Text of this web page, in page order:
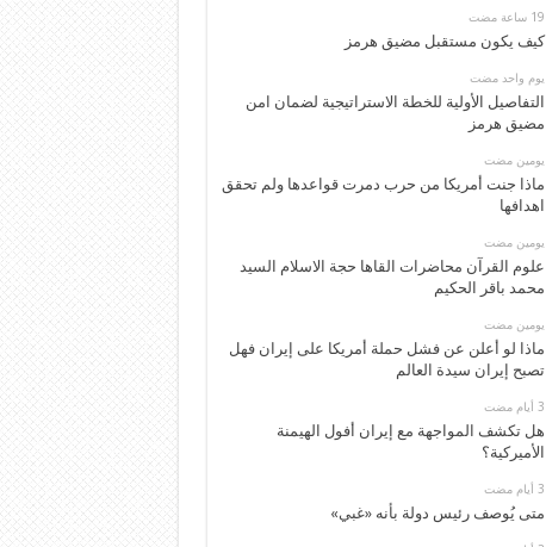
كيف يكون مستقبل مضيق هرمز
‏يوم واحد مضت
التفاصيل الأولية للخطة الاستراتيجية لضمان امن
مضيق هرمز
‏يومين مضت
ماذا جنت أمريكا من حرب دمرت قواعدها ولم تحقق
اهدافها
‏يومين مضت
علوم القرآن محاضرات القاها حجة الاسلام السيد
محمد باقر الحكيم
‏يومين مضت
ماذا لو أعلن عن فشل حملة أمريكا على إيران فهل
تصبح إيران سيدة العالم
هل تكشف المواجهة مع إيران أفول الهيمنة
الأميركية؟
متى يُوصف رئيس دولة بأنه «غبي»